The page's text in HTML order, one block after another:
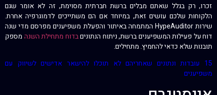
זכרו, רק בגלל שאתם מבלים ברשת חברתית מסוימת, זה לא אומר שגם
הלקוחות שלכם עושים זאת, במיוחד אם הם משתייכים לדמוגרפיה אחרת.
שירות HypeAuditor המתמחה באיתור והפעלת משפיענים מפרסם מדי שנה
דוח על פעילות המשפיענים ברשת, ניתוח הנתוניםבדוח מתחילת השנה מספק
תובנות שלא כדאי להחמיץ. מתחילים.
15 עובדות ונתונים שאחריהם לא תוכלו להישאר אדישים לשיווק עם
משפיענים